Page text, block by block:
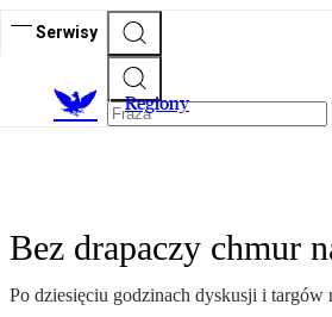
Serwisy
Regiony
Bez drapaczy chmur
Po dziesięciu godzinach dyskusji i